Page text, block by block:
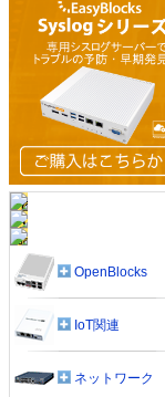
OpenBlocks
IoT関連
ネットワーク